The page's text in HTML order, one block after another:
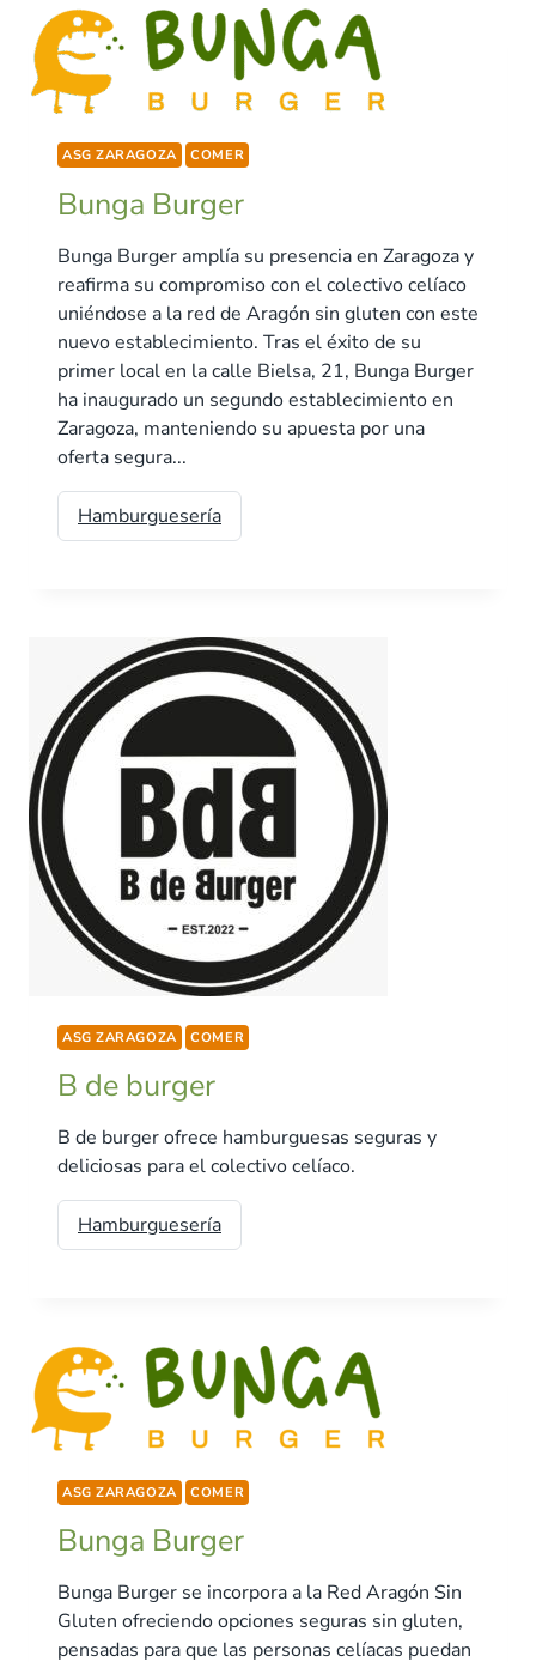
ASG ZARAGOZA COMER
Bunga Burger
Bunga Burger amplía su presencia en Zaragoza y
reafirma su compromiso con el colectivo celíaco
uniéndose a la red de Aragón sin gluten con este
nuevo establecimiento. Tras el éxito de su
primer local en la calle Bielsa, 21, Bunga Burger
ha inaugurado un segundo establecimiento en
Zaragoza, manteniendo su apuesta por una
oferta segura...
Hamburguesería
ASG ZARAGOZA COMER
B de burger
B de burger ofrece hamburguesas seguras y
deliciosas para el colectivo celíaco.
Hamburguesería
ASG ZARAGOZA COMER
Bunga Burger
Bunga Burger se incorpora a la Red Aragón Sin
Gluten ofreciendo opciones seguras sin gluten,
pensadas para que las personas celíacas puedan